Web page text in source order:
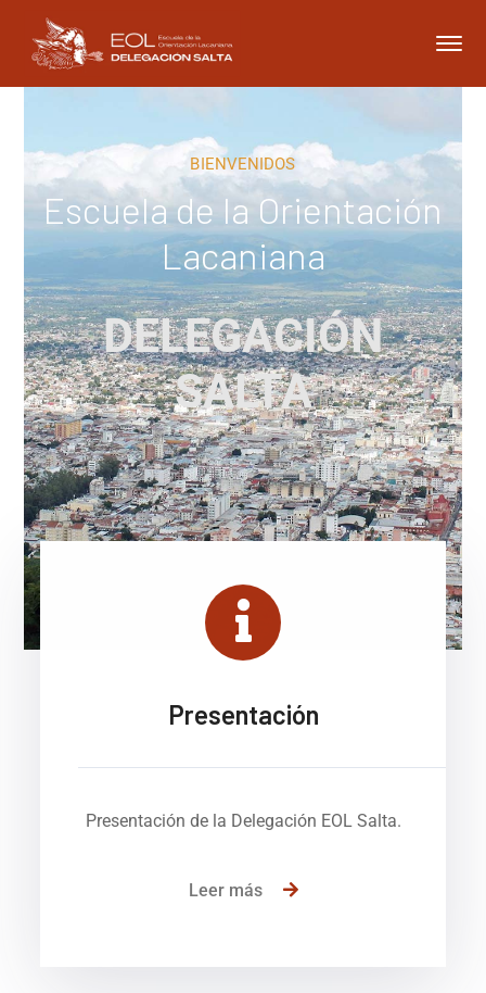
BIENVENIDOS
Escuela de la Orientación
Lacaniana
DELEGACIÓN
SALTA
Presentación
Presentación de la Delegación EOL Salta.
Leer más